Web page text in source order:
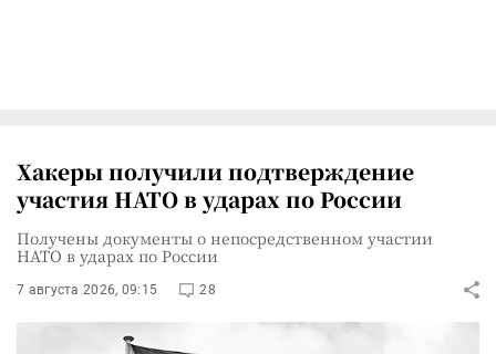
Хакеры получили подтверждение
участия НАТО в ударах по России
Получены документы о непосредственном участии
НАТО в ударах по России
7 августа 2026, 09:15 28